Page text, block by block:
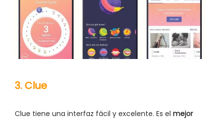
3. Clue
Clue tiene una interfaz fácil y excelente. Es el mejor